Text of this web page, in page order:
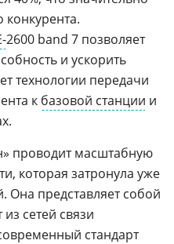
2600 band 7 позволяет
и ускорить
технологии передачи
к базовой станции и
проводит масштабную
которая затронула уже
Она представляет собой
сетей связи
стандарт